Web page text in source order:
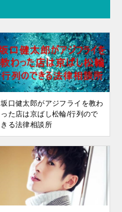
坂口健太郎がアジフライを教わ
った店は京ばし松輪/行列ので
きる法律相談所